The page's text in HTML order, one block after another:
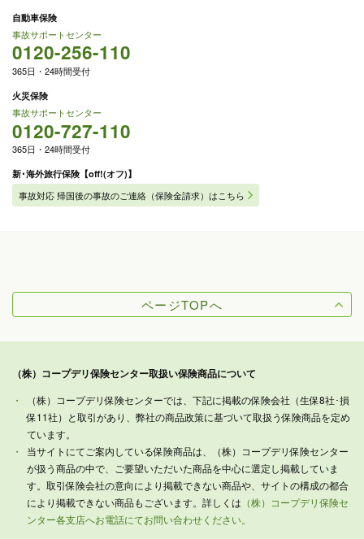
自動車保険
事故サポートセンター
0120-256-110
365日・24時間受付
火災保険
事故サポートセンター
0120-727-110
365日・24時間受付
新･海外旅行保険【off!(オフ)】
事故対応 帰国後の事故のご連絡（保険金請求）はこちら
ページTOPへ
（株）コープデリ保険センター取扱い保険商品について
（株）コープデリ保険センターでは、下記に掲載の保険会社（生保8社･損
保11社）と取引があり、弊社の商品政策に基づいて取扱う保険商品を定め
ています。
当サイトにてご案内している保険商品は、（株）コープデリ保険センター
が扱う商品の中で、ご要望いただいた商品を中心に選定し掲載していま
す。取引保険会社の意向により掲載できない商品や、サイトの構成の都合
により掲載できない商品もございます。詳しくは （株）コープデリ保険セ
ンター各支店へお電話にてお問い合わせください。